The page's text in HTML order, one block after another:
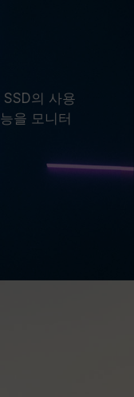
의 사용
을 모니터